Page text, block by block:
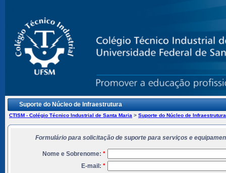
Suporte do Núcleo de Infraestrutura
CTISM - Colégio Técnico Industrial de Santa Maria > Suporte do Núcleo de Infraestrutura
Formulário para solicitação de suporte para serviços e
Nome e Sobrenome: *
E-mail: *